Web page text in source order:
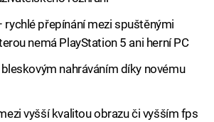
rychlé přepínání mezi spuštěnými
nemá PlayStation 5 ani herní PC
nahráváním díky novému
vyšší kvalitou obrazu či vyšším fps